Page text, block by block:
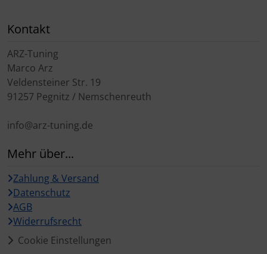
Kontakt
ARZ-Tuning
Marco Arz
Veldensteiner Str. 19
91257 Pegnitz / Nemschenreuth
info@arz-tuning.de
Mehr über...
Zahlung & Versand
Datenschutz
AGB
Widerrufsrecht
Cookie Einstellungen